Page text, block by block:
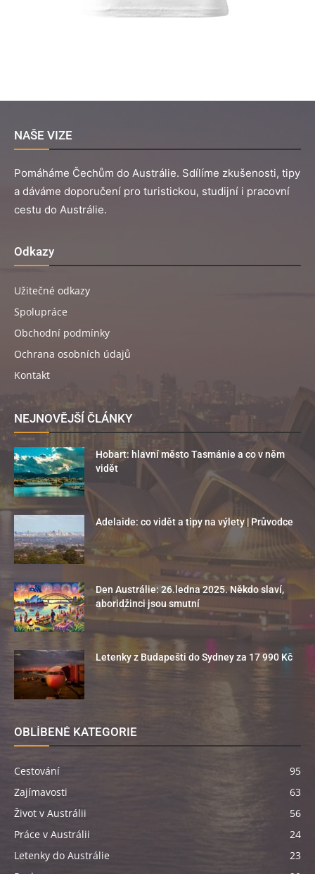
NAŠE VIZE
Pomáháme Čechům do Austrálie. Sdílíme zkušenosti, tipy
a dáváme doporučení pro turistickou, studijní i pracovní
cestu do Austrálie.
Odkazy
Užitečné odkazy
Spolupráce
Obchodní podmínky
Ochrana osobních údajů
Kontakt
NEJNOVĚJŠÍ ČLÁNKY
Hobart: hlavní město Tasmánie a co v něm
vidět
Adelaide: co vidět a tipy na výlety | Průvodce
Den Austrálie: 26.ledna 2025. Někdo slaví,
aboridžinci jsou smutní
Letenky z Budapešti do Sydney za 17 990 Kč
OBLÍBENÉ KATEGORIE
Cestování
95
Zajímavosti
63
Život v Austrálii
56
Práce v Austrálii
24
Letenky do Austrálie
23